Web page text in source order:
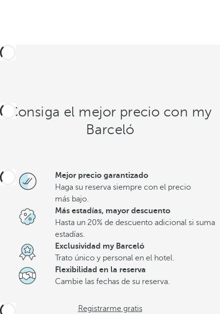
Consiga el mejor precio con my
Barceló
Mejor precio garantizado
Haga su reserva siempre con el precio
más bajo.
Más estadías, mayor descuento
Hasta un 20% de descuento adicional si suma
estadías.
Exclusividad my Barceló
Trato único y personal en el hotel.
Flexibilidad en la reserva
Cambie las fechas de su reserva.
Registrarme gratis